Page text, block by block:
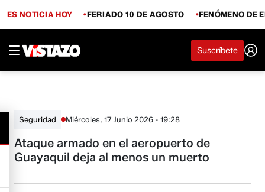
ES NOTICIA HOY FERIADO 10 DE AGOSTO FENÓMENO DE
Suscríbete
Seguridad Miércoles, 17 Junio 2026 - 19:28
Ataque armado en el aeropuerto de
Guayaquil deja al menos un muerto